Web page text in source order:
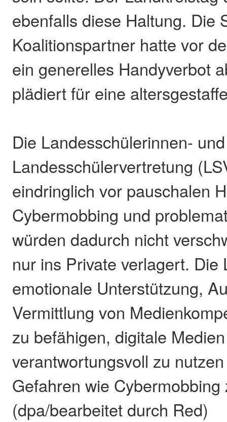
ebenfalls diese Haltung. Die
Koalitionspartner hatte vor
ein generelles Handyverbot
plädiert für eine
Die Landesschülerinnen- und
Landesschülervertretung
eindringlich vor pauschalen
Cybermobbing und
würden dadurch nicht
nur ins Private verlagert. Die
emotionale Unterstützung,
Vermittlung von
zu befähigen, digitale Medien
verantwortungsvoll zu
Gefahren wie
(dpa/bearbeitet durch Red)